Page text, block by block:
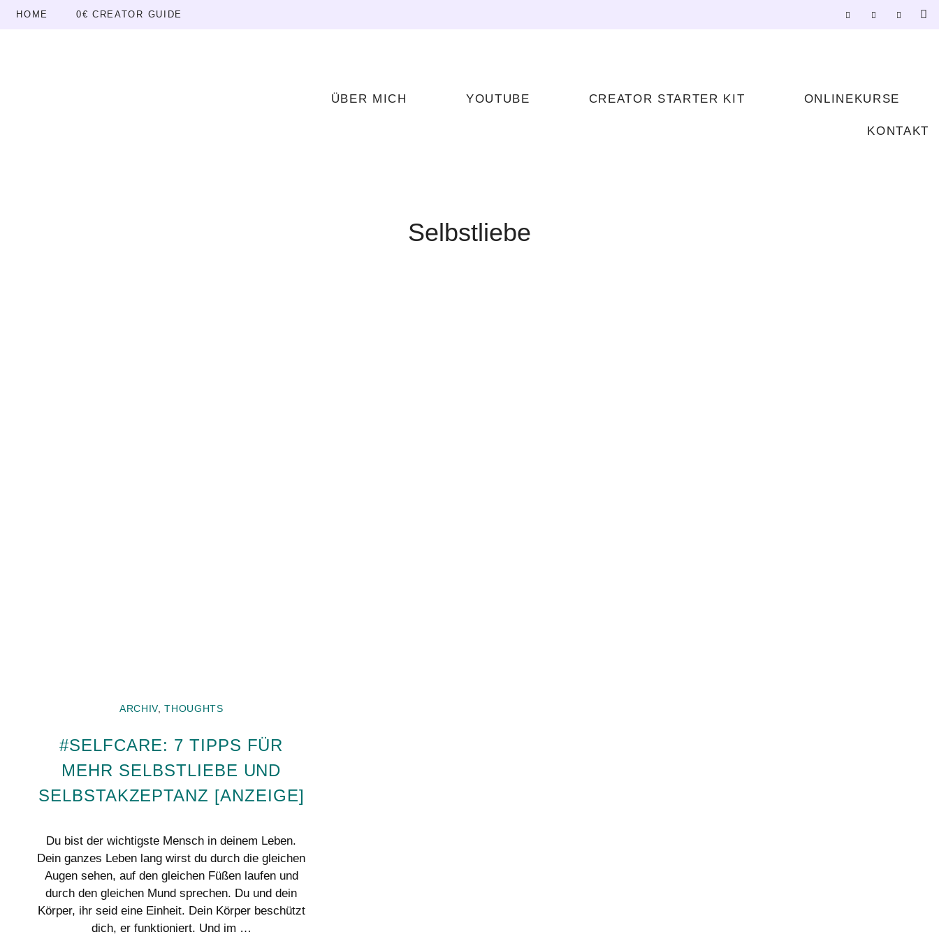
HOME 0€ CREATOR GUIDE
ÜBER MICH YOUTUBE CREATOR STARTER KIT ONLINEKURSE
KONTAKT
Selbstliebe
ARCHIV,THOUGHTS
#SELFCARE: 7 TIPPS FÜR
MEHR SELBSTLIEBE UND
SELBSTAKZEPTANZ [ANZEIGE]
Du bist der wichtigste Mensch in deinem Leben.
Dein ganzes Leben lang wirst du durch die gleichen
Augen sehen, auf den gleichen Füßen laufen und
durch den gleichen Mund sprechen. Du und dein
Körper, ihr seid eine Einheit. Dein Körper beschützt
dich, er funktioniert. Und im …